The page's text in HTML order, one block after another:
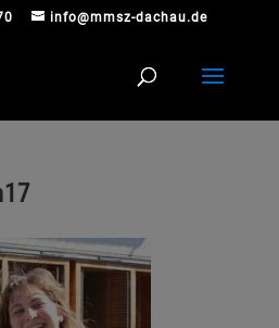
info@mmsz-dachau.de